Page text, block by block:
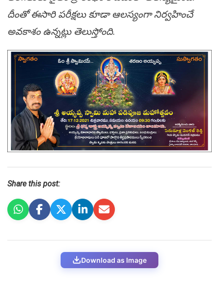
దీంతో ఈసారి పరీక్షలు కూడా ఆలస్యంగా నిర్వహించే
అవకాశం ఉన్నట్లు తెలుస్తోంది.
Share this post:
Download as Image